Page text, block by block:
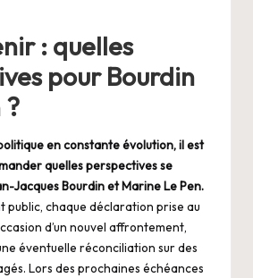
: quelles
pour Bourdin
?
en constante évolution, il est
quelles perspectives se
Jacques Bourdin et Marine Le Pen.
public, chaque déclaration prise au
d’un nouvel affrontement,
éventuelle réconciliation sur des
Lors des prochaines échéances